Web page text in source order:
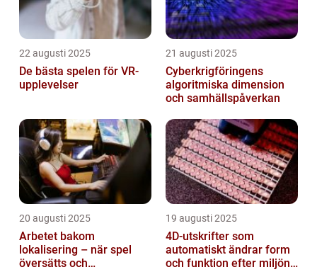
22 augusti 2025
De bästa spelen för VR-
upplevelser
21 augusti 2025
Cyberkrigföringens
algoritmiska dimension
och samhällspåverkan
20 augusti 2025
Arbetet bakom
lokalisering – när spel
översätts och
19 augusti 2025
4D-utskrifter som
automatiskt ändrar form
och funktion efter miljöns